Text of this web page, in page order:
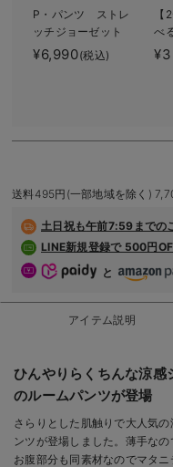
P・パンツ ストレ
ッチジョーゼット
テーパード
¥6,990(税込)
【
べ
ト
ち
送料495円(一部地域を除く)
土日祝も午前7:59までの
LINE新規登録で 500円
と
アイテム説明
ひんやりらくちんな涼
のルームパンツが登場
さらりとした肌触りで大人気
ンツが登場しました。薄手な
お腹部分も同素材なのでマタ